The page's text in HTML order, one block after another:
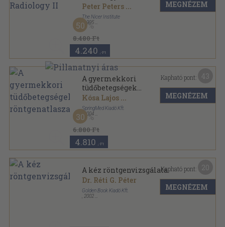
Peter Peters ...
The Nicer Institute
, 1995
Fűzött kemény papírkötés
The Nicer Centennial Book sorozat
8.480 Ft
50
4.240 ,-Ft
MEGNÉZEM
A gyermekkori
tüdőbetegségek
röntgenatlasza
Kósa Lajos ...
SpringMed Kiadó Kft.
, 2004
Fűzött kemény papírkötés
6.880 Ft
30
4.810 ,-Ft
Kapható pont:
MEGNÉZEM
A kéz röntgenvizsgálata
Dr. Réti G. Péter
Golden Book Kiadó Kft.
2002
Kapható pont:
MEGNÉZEM